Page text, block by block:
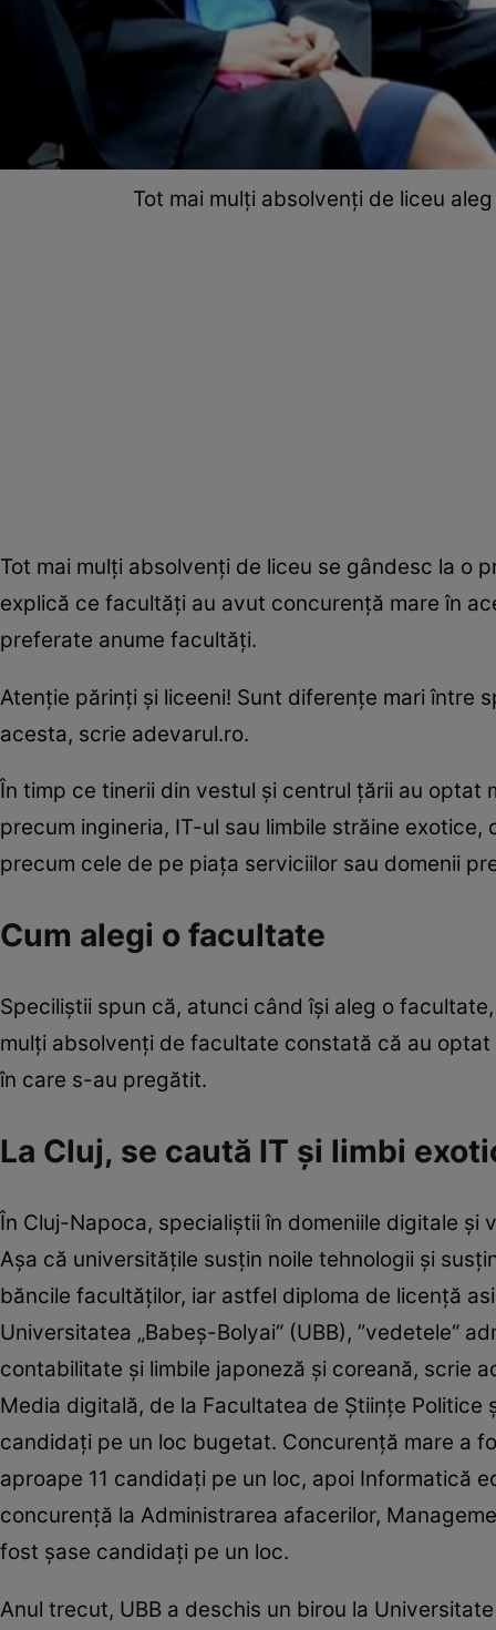
Tot mai mulți absolvenți de liceu
Tot mai mulți absolvenți de liceu se gândesc la o
explică ce facultăţi au avut concurență mare în
preferate anume facultăți.
Atenție părinți și liceeni! Sunt diferențe mari între
acesta, scrie adevarul.ro.
În timp ce tinerii din vestul şi centrul ţării au
precum ingineria, IT-ul sau limbile străine
precum cele de pe piaţa serviciilor sau domenii
Cum alegi o facultate
Speciliştii spun că, atunci când îşi aleg o
mulţi absolvenţi de facultate constată că au
în care s-au pregătit.
La Cluj, se caută IT și limbi
În Cluj-Napoca, specialiştii în domeniile digitale
Aşa că universităţile susţin noile tehnologii și
băncile facultăţilor, iar astfel diploma de licenţă
Universitatea „Babeş-Bolyai“ (UBB), ”vedetele“
contabilitate şi limbile japoneză şi coreană, scrie
Media digitală, de la Facultatea de Ştiinţe
candidaţi pe un loc bugetat. Concurenţă mare a
aproape 11 candidaţi pe un loc, apoi Informatică
concurenţă la Administrarea afacerilor,
fost şase candidaţi pe un loc.
Anul trecut, UBB a deschis un birou la